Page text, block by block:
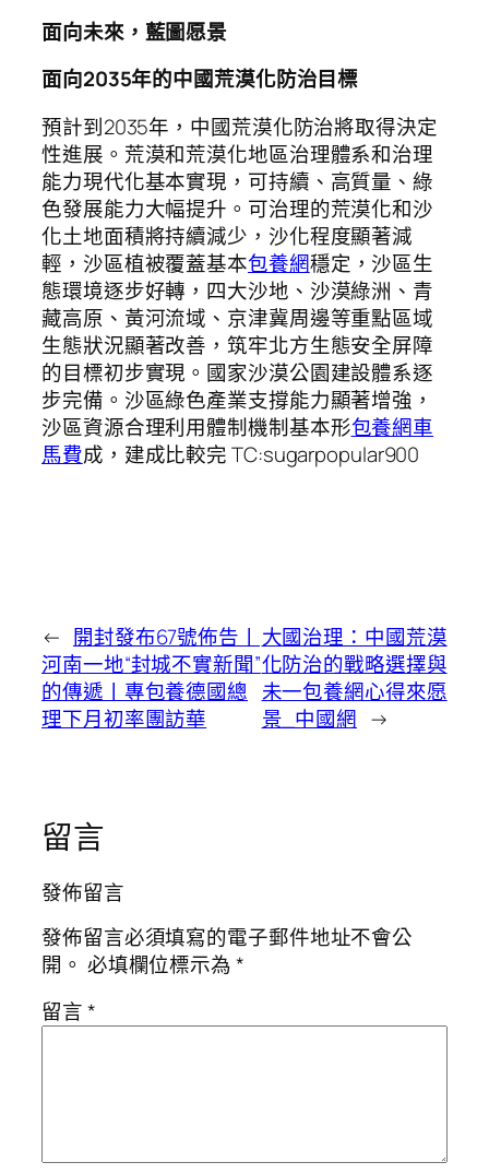
面向未來，藍圖愿景
面向2035年的中國荒漠化防治目標
預計到2035年，中國荒漠化防治將取得決定
性進展。荒漠和荒漠化地區治理體系和治理
能力現代化基本實現，可持續、高質量、綠
色發展能力大幅提升。可治理的荒漠化和沙
化土地面積將持續減少，沙化程度顯著減
輕，沙區植被覆蓋基本包養網穩定，沙區生
態環境逐步好轉，四大沙地、沙漠綠洲、青
藏高原、黃河流域、京津冀周邊等重點區域
生態狀況顯著改善，筑牢北方生態安全屏障
的目標初步實現。國家沙漠公園建設體系逐
步完備。沙區綠色產業支撐能力顯著增強，
沙區資源合理利用體制機制基本形包養網車
馬費成，建成比較完 TC:sugarpopular900
← 開封發布67號佈告丨
河南一地“封城不實新聞”
的傳遞丨專包養德國總
理下月初率團訪華
大國治理：中國荒漠
化防治的戰略選擇與
未一包養網心得來愿
景_中國網 →
留言
發佈留言
發佈留言必須填寫的電子郵件地址不會公
開。 必填欄位標示為*
留言*